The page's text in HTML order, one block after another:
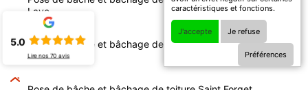
Laye
Pose de bâche et bâchage de toiture Saint Germain De La
Grange
caractéristiques et fonctions.
J'accepte Je refuse
Préférences
5.0
Lire nos 70 avis